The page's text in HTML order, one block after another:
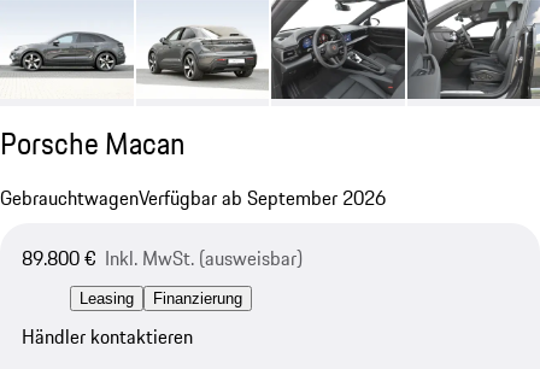
Porsche Macan
GebrauchtwagenVerfügbar ab September 2026
89.800 € Inkl. MwSt. (ausweisbar)
Leasing Finanzierung
Händler kontaktieren